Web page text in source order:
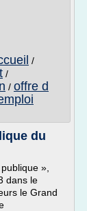
/
/
/ offre d
du
»,
dans le
le Grand